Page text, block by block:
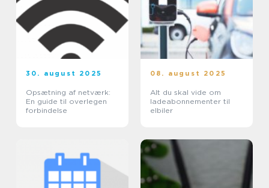
30. august 2025
Opsætning af netværk:
En guide til overlegen
forbindelse
08. august 2025
Alt du skal vide om
ladeabonnementer til
elbiler